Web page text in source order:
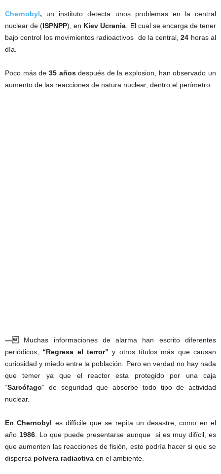
Chernobyl, un instituto detecta unos problemas en la central
nuclear de (ISPNPP), en Kiev Ucrania . El cual se encarga de tener
bajo control los movimientos radioactivos de la central, 24 horas al
día.
Poco más de 35 añosdespués de la explosion, han observado un
aumento de las reacciones de natura nuclear, dentro el perímetro.
— Muchas informaciones de alarma han escrito diferentes
periódicos,
“Regresa el terror” y otros títulos más que causan
curiosidad y miedo entre la población. Pero en verdad no hay nada
que temer ya que el reactor esta protegido por una caja
“Sarcófago” de seguridad que absorbe todo tipo de actividad
nuclear.
En Chernobyl es difficile que se repita un desastre, como en el
año 1986 . Lo que puede presentarse aunque si es muy difícil, es
que aumenten las reacciones de fisión, esto podría hacer si que se
dispersa polvera radiactiva en el ambiente.